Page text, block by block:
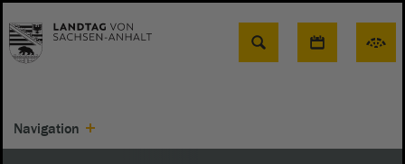
Suche
Navigation